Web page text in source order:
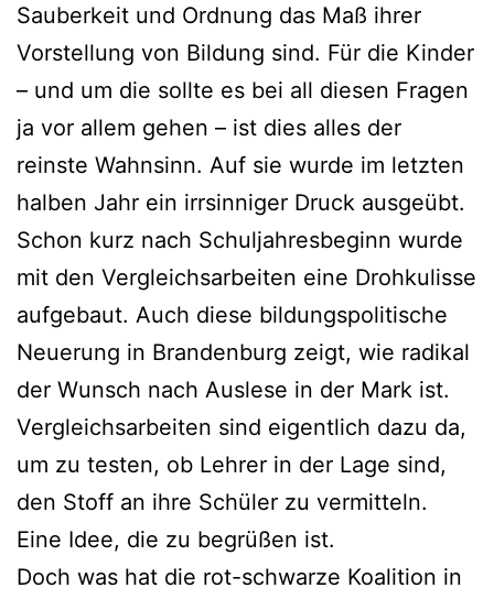
Sauberkeit und Ordnung das Maß ihrer
Vorstellung von Bildung sind. Für die Kinder
– und um die sollte es bei all diesen Fragen
ja vor allem gehen – ist dies alles der
reinste Wahnsinn. Auf sie wurde im letzten
halben Jahr ein irrsinniger Druck ausgeübt.
Schon kurz nach Schuljahresbeginn wurde
mit den Vergleichsarbeiten eine Drohkulisse
aufgebaut. Auch diese bildungspolitische
Neuerung in Brandenburg zeigt, wie radikal
der Wunsch nach Auslese in der Mark ist.
Vergleichsarbeiten sind eigentlich dazu da,
um zu testen, ob Lehrer in der Lage sind,
den Stoff an ihre Schüler zu vermitteln.
Eine Idee, die zu begrüßen ist.
Doch was hat die rot-schwarze Koalition in